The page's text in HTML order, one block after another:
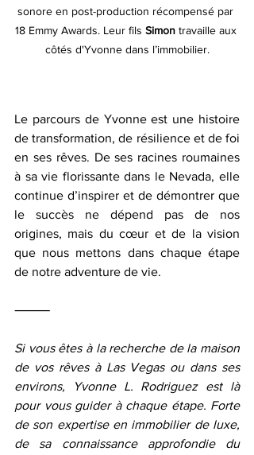
sonore en post-production récompensé par
18 Emmy Awards. Leur fils Simon travaille aux
côtés d'Yvonne dans l’immobilier.
Le parcours de Yvonne est une histoire
de transformation, de résilience et de foi
en ses rêves. De ses racines roumaines
à sa vie florissante dans le Nevada, elle
continue d’inspirer et de démontrer que
le succès ne dépend pas de nos
origines, mais du cœur et de la vision
que nous mettons dans chaque étape
de notre adventure de vie.
⸻
Si vous êtes à la recherche de la maison
de vos rêves à Las Vegas ou dans ses
environs, Yvonne L. Rodriguez est là
pour vous guider à chaque étape. Forte
de son expertise en immobilier de luxe,
de sa connaissance approfondie du